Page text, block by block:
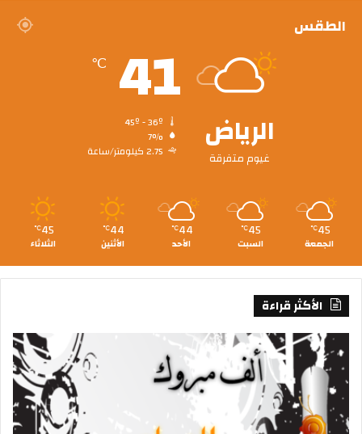
الطقس
الرياض
غيوم متفرقة
41
℃
7%
2.75 كيلومتر/ساعة
45
℃
الجمعة
45
℃
السبت
44
℃
الأحد
44
℃
الأثنين
45
℃
الثلاثاء
الأكثر قراءة